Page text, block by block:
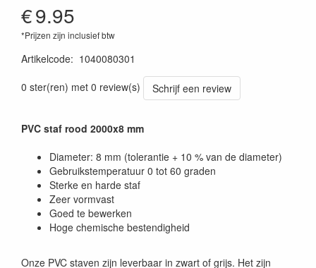
€9.95
*Prijzen zijn inclusief btw
Artikelcode: 1040080301
0 ster(ren) met 0 review(s)
Schrijf een review
PVC staf rood 2000x8 mm
Diameter: 8 mm (tolerantie + 10 % van de diameter)
Gebruikstemperatuur 0 tot 60 graden
Sterke en harde staf
Zeer vormvast
Goed te bewerken
Hoge chemische bestendigheid
Onze PVC staven zijn leverbaar in zwart of grijs. Het zijn